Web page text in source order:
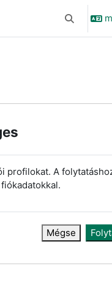
Keresési
profilokat. A
Mégse